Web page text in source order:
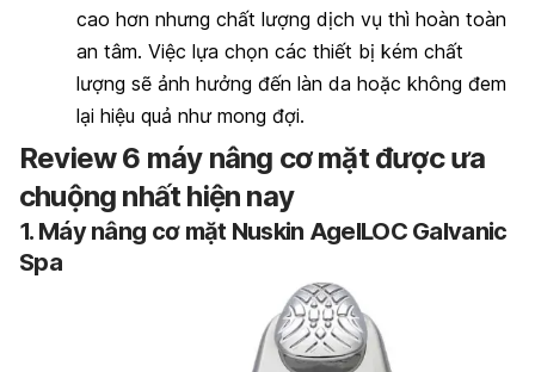
cao hơn nhưng chất lượng dịch vụ thì hoàn toàn
an tâm. Việc lựa chọn các thiết bị kém chất
lượng sẽ ảnh hưởng đến làn da hoặc không đem
lại hiệu quả như mong đợi.
Review 6 máy nâng cơ mặt được ưa
chuộng nhất hiện nay
1. Máy nâng cơ mặt Nuskin AgelLOC Galvanic
Spa